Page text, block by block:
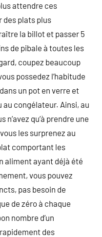
attendre ces
des plats plus
la billot et passer 5
de pibale à toutes les
coupez beaucoup
possedez l’habitude
un pot en verre et
congélateur. Ainsi, au
qu’à prendre une
les surprenez au
comportant les
aliment ayant déjà été
vous pouvez
pas besoin de
de zéro à chaque
nombre d’un
des